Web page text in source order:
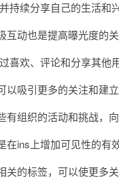
续分享自己的生活和兴
动也是提高曝光度的关
欢、评论和分享其他用
吸引更多的关注和建立
组织的活动和挑战，向
ins上增加可见性的有效
的标签，可以使更多关